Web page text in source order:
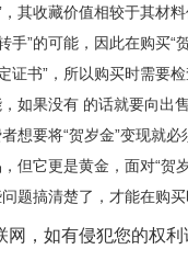
收藏价值相较于其材料
”的可能，因此在购买“
证书”，所以购买时需要
如果没有 的话就要向出
想要将“贺岁金”变现就
它更是黄金，面对“贺
题搞清楚了，才能在购买
，如有侵犯您的权利